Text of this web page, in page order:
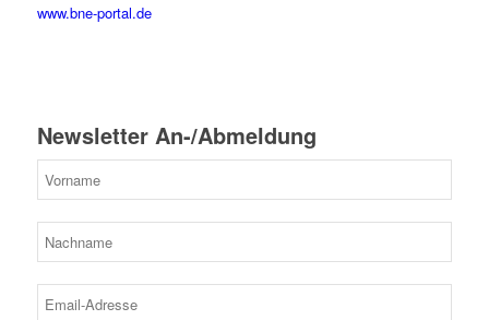
www.bne-portal.de
Newsletter An-/Abmeldung